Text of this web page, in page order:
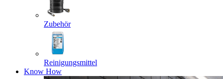
Zubehör
Reinigungsmittel
Know How